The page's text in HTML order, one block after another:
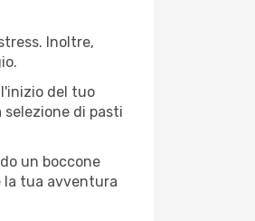
Inoltre,
del tuo
di pasti
un boccone
la tua avventura